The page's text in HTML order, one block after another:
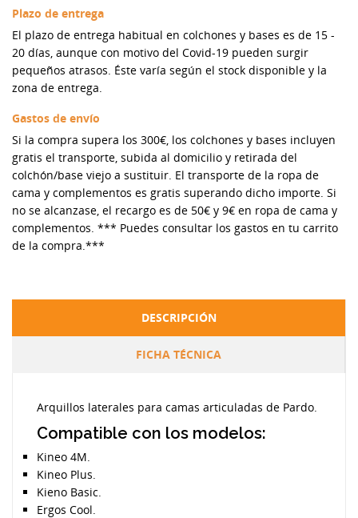
Plazo de entrega
El plazo de entrega habitual en colchones y bases es de 15 -
20 días, aunque con motivo del Covid-19 pueden surgir
pequeños atrasos. Éste varía según el stock disponible y la
zona de entrega.
Gastos de envío
Si la compra supera los 300€, los colchones y bases incluyen
gratis el transporte, subida al domicilio y retirada del
colchón/base viejo a sustituir. El transporte de la ropa de
cama y complementos es gratis superando dicho importe. Si
no se alcanzase, el recargo es de 50€ y 9€ en ropa de cama y
complementos. *** Puedes consultar los gastos en tu carrito
de la compra.***
DESCRIPCIÓN
FICHA TÉCNICA
Arquillos laterales para camas articuladas de Pardo.
Compatible con los modelos:
Kineo 4M.
Kineo Plus.
Kieno Basic.
Ergos Cool.